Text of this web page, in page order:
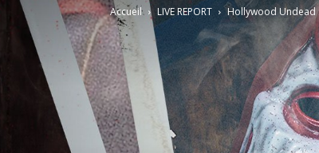
Accueil LIVE REPORT Hollywood Undead